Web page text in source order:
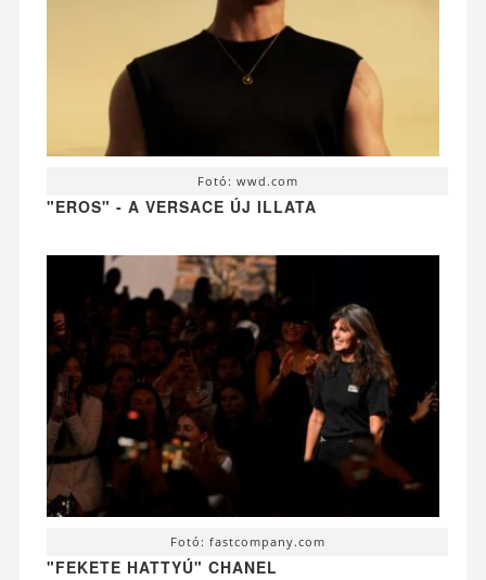
Fotó: wwd.com
"EROS" - A VERSACE ÚJ ILLATA
Fotó: fastcompany.com
"FEKETE HATTYÚ" CHANEL